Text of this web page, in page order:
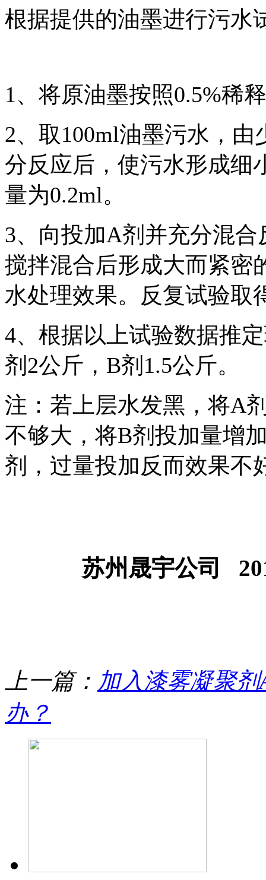
根据提供的油墨进行污水
1、将原油墨按照0.5%稀
2、取100ml油墨污水，由
分反应后，使污水形成细
量为0.2ml。
3、向投加A剂并充分混合
搅拌混合后形成大而紧密
水处理效果。反复试验取
4、根据以上试验数据推
剂2公斤， B剂1.5公斤。
注：若上层水发黑，将A
不够大，将B剂投加量增
剂，过量投加反而效果不
苏州晟宇公司
上一篇： 加入漆雾凝聚
办？